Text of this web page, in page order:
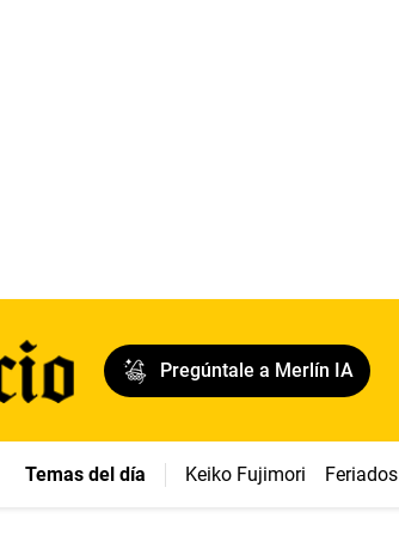
Pregúntale a Merlín IA
Temas del día Keiko Fujimori Feriados